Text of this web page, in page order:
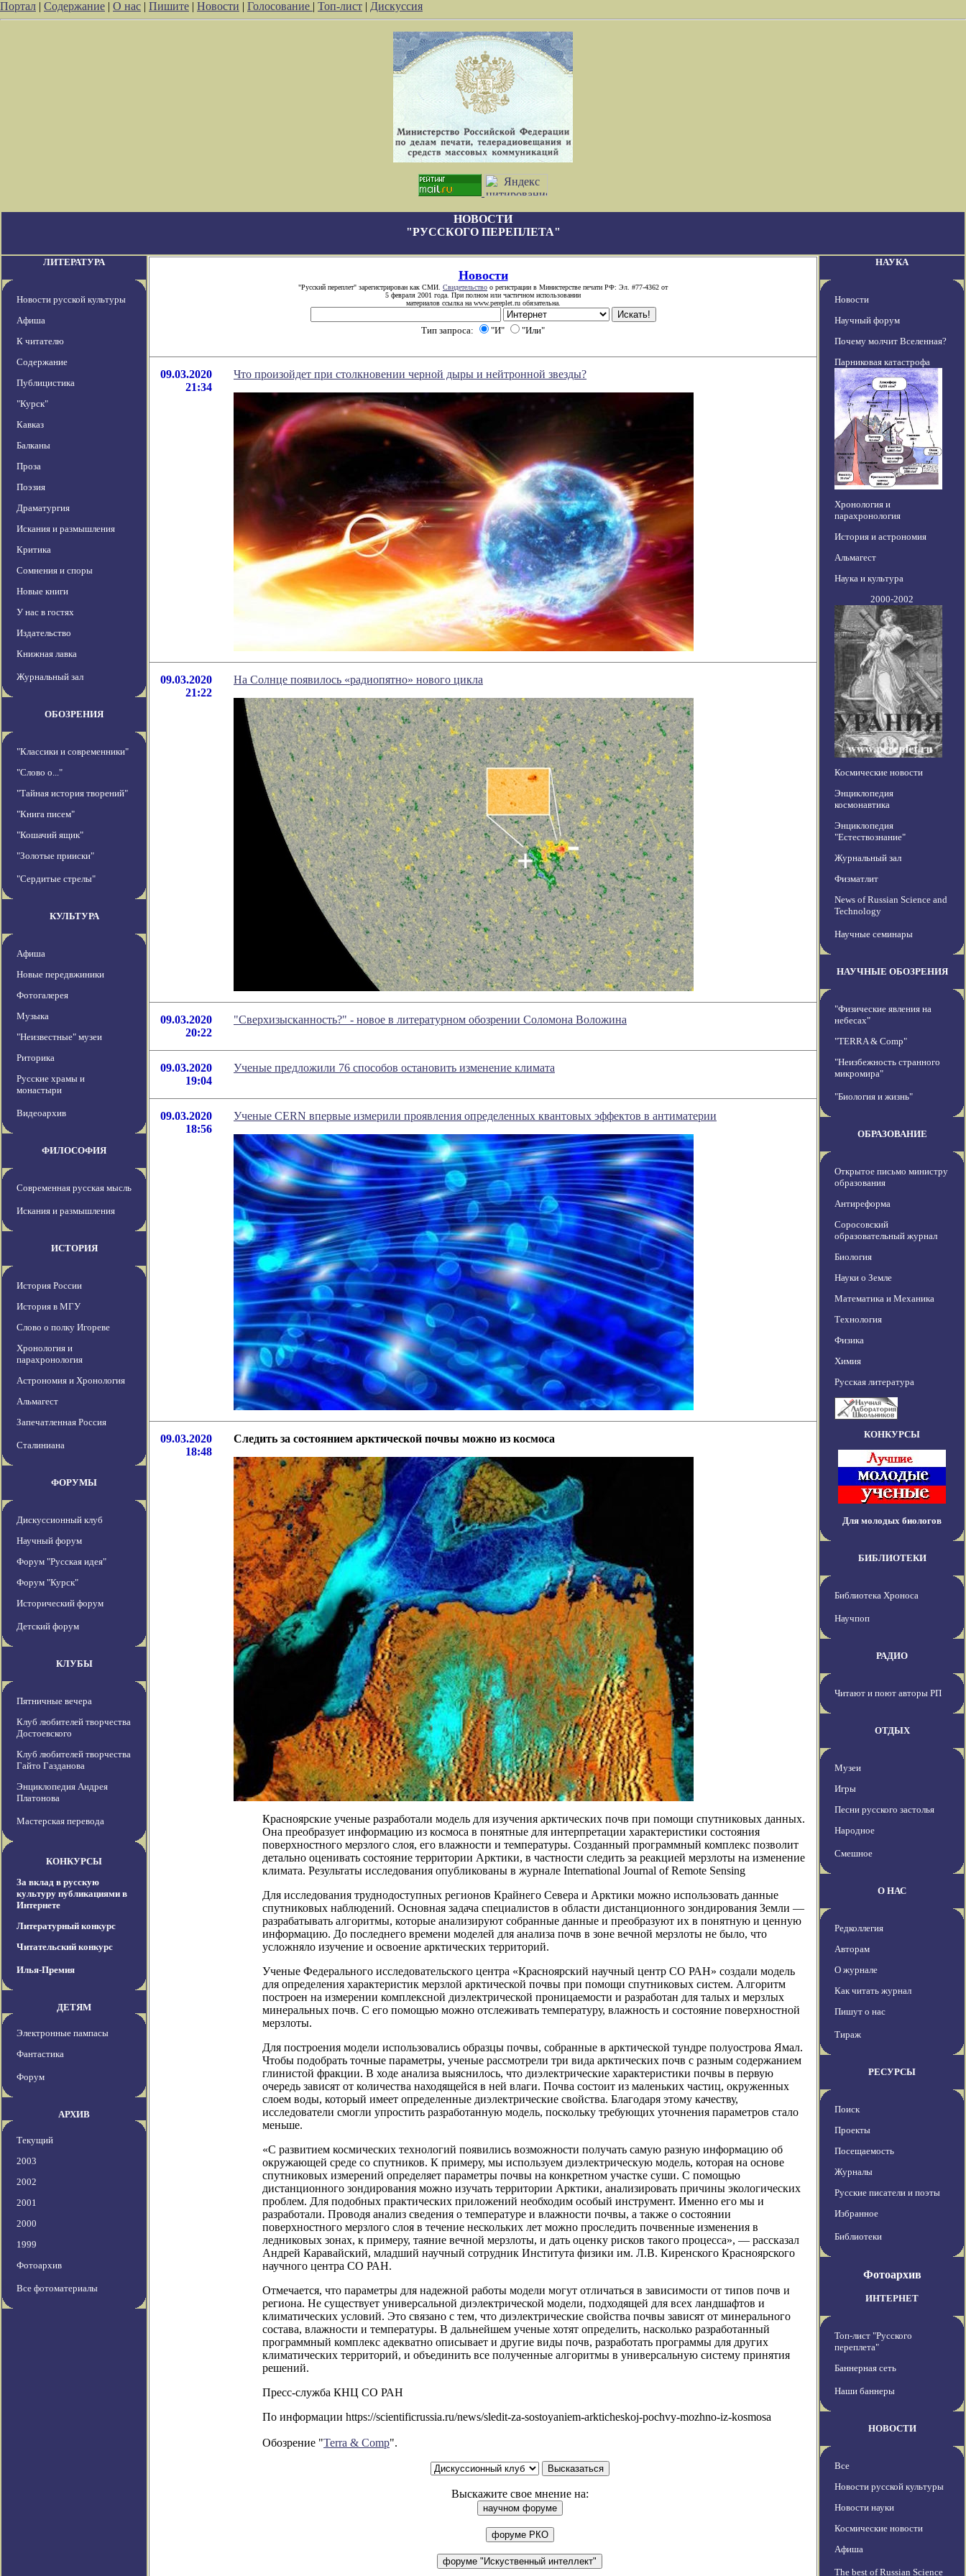
Портал | Содержание | О нас | Пишите | Новости | Голосование | Топ-лист | Дискуссия
НОВОСТИ
"РУССКОГО ПЕРЕПЛЕТА"
ЛИТЕРАТУРА
Новости русской культуры
Афиша
К читателю
Содержание
Публицистика
"Курск"
Кавказ
Балканы
Проза
Поэзия
Драматургия
Искания и размышления
Критика
Сомнения и споры
Новые книги
У нас в гостях
Издательство
Книжная лавка
Журнальный зал
ОБОЗРЕНИЯ
"Классики и современники"
"Слово о..."
"Тайная история творений"
"Книга писем"
"Кошачий ящик"
"Золотые прииски"
"Сердитые стрелы"
КУЛЬТУРА
Афиша
Новые передвжиники
Фотогалерея
Музыка
"Неизвестные" музеи
Риторика
Русские храмы и
монастыри
Видеоархив
ФИЛОСОФИЯ
Современная русская мысль
Искания и размышления
ИСТОРИЯ
История России
История в МГУ
Слово о полку Игореве
Хронология и
парахронология
Астрономия и Хронология
Альмагест
Запечатленная Россия
Сталиниана
ФОРУМЫ
Дискуссионный клуб
Научный форум
Форум "Русская идея"
Форум "Курск"
Исторический форум
Детский форум
КЛУБЫ
Пятничные вечера
Клуб любителей творчества
Достоевского
Клуб любителей творчества
Гайто Газданова
Энциклопедия Андрея
Платонова
Мастерская перевода
КОНКУРСЫ
За вклад в русскую
культуру публикациями в
Интернете
Литературный конкурс
Читательский конкурс
Илья-Премия
ДЕТЯМ
Электронные пампасы
Фантастика
Форум
АРХИВ
Текущий
2003
2002
2001
2000
1999
Фотоархив
Все фотоматериалы
Новости
"Русский переплет" зарегистрирован как СМИ. Свидетельство о регистрации в Министерстве печати РФ: Эл. #77-4362 от
5 февраля 2001 года. При полном или частичном использовании
материалов ссылка на www.pereplet.ru обязательна.
Тип запроса: "И" "Или"
09.03.2020
21:34
Что произойдет при столкновении черной дыры и нейтронной звезды?
09.03.2020
21:22
На Солнце появилось «радиопятно» нового цикла
09.03.2020
20:22
"Сверхизысканность?" - новое в литературном обозрении Соломона Воложина
09.03.2020
19:04
Ученые предложили 76 способов остановить изменение климата
09.03.2020
18:56
Ученые CERN впервые измерили проявления определенных квантовых эффектов в антиматерии
09.03.2020
18:48
Следить за состоянием арктической почвы можно из космоса
Красноярские ученые разработали модель для изучения арктических почв при помощи спутниковых данных.
Она преобразует информацию из космоса в понятные для интерпретации характеристики состояния
поверхностного мерзлого слоя, его влажности и температуры. Созданный программный комплекс позволит
детально оценивать состояние территории Арктики, в частности следить за реакцией мерзлоты на изменение
климата. Результаты исследования опубликованы в журнале International Journal of Remote Sensing
Для исследования труднодоступных регионов Крайнего Севера и Арктики можно использовать данные
спутниковых наблюдений. Основная задача специалистов в области дистанционного зондирования Земли —
разрабатывать алгоритмы, которые анализируют собранные данные и преобразуют их в понятную и ценную
информацию. До последнего времени моделей для анализа почв в зоне вечной мерзлоты не было, что
усложняло изучение и освоение арктических территорий.
Ученые Федерального исследовательского центра «Красноярский научный центр СО РАН» создали модель
для определения характеристик мерзлой арктической почвы при помощи спутниковых систем. Алгоритм
построен на измерении комплексной диэлектрической проницаемости и разработан для талых и мерзлых
минеральных почв. С его помощью можно отслеживать температуру, влажность и состояние поверхностной
мерзлоты.
Для построения модели использовались образцы почвы, собранные в арктической тундре полуострова Ямал.
Чтобы подобрать точные параметры, ученые рассмотрели три вида арктических почв с разным содержанием
глинистой фракции. В ходе анализа выяснилось, что диэлектрические характеристики почвы в первую
очередь зависят от количества находящейся в ней влаги. Почва состоит из маленьких частиц, окруженных
слоем воды, который имеет определенные диэлектрические свойства. Благодаря этому качеству,
исследователи смогли упростить разработанную модель, поскольку требующих уточнения параметров стало
меньше.
«С развитием космических технологий появились возможности получать самую разную информацию об
окружающей среде со спутников. К примеру, мы используем диэлектрическую модель, которая на основе
спутниковых измерений определяет параметры почвы на конкретном участке суши. С помощью
дистанционного зондирования можно изучать территории Арктики, анализировать причины экологических
проблем. Для подобных практических приложений необходим особый инструмент. Именно его мы и
разработали. Проводя анализ сведения о температуре и влажности почвы, а также о состоянии
поверхностного мерзлого слоя в течение нескольких лет можно проследить почвенные изменения в
ледниковых зонах, к примеру, таяние вечной мерзлоты, и дать оценку рисков такого процесса», — рассказал
Андрей Каравайский, младший научный сотрудник Института физики им. Л.В. Киренского Красноярского
научного центра СО РАН.
Отмечается, что параметры для надежной работы модели могут отличаться в зависимости от типов почв и
региона. Не существует универсальной диэлектрической модели, подходящей для всех ландшафтов и
климатических условий. Это связано с тем, что диэлектрические свойства почвы зависят от минерального
состава, влажности и температуры. В дальнейшем ученые хотят определить, насколько разработанный
программный комплекс адекватно описывает и другие виды почв, разработать программы для других
климатических территорий, и объединить все полученные алгоритмы в универсальную систему принятия
решений.
Пресс-служба КНЦ СО РАН
По информации https://scientificrussia.ru/news/sledit-za-sostoyaniem-arkticheskoj-pochvy-mozhno-iz-kosmosa
Обозрение "Terra & Comp".
Выскажите свое мнение на:
НАУКА
Новости
Научный форум
Почему молчит Вселенная?
Парниковая катастрофа
Хронология и
парахронология
История и астрономия
Альмагест
Наука и культура
2000-2002
Космические новости
Энциклопедия
космонавтика
Энциклопедия
"Естествознание"
Журнальный зал
Физматлит
News of Russian Science and
Technology
Научные семинары
НАУЧНЫЕ ОБОЗРЕНИЯ
"Физические явления на
небесах"
"TERRA & Comp"
"Неизбежность странного
микромира"
"Биология и жизнь"
ОБРАЗОВАНИЕ
Открытое письмо министру
образования
Антиреформа
Соросовский
образовательный журнал
Биология
Науки о Земле
Математика и Механика
Технология
Физика
Химия
Русская литература
КОНКУРСЫ
Для молодых биологов
БИБЛИОТЕКИ
Библиотека Хроноса
Научпоп
РАДИО
Читают и поют авторы РП
ОТДЫХ
Музеи
Игры
Песни русского застолья
Народное
Смешное
О НАС
Редколлегия
Авторам
О журнале
Как читать журнал
Пишут о нас
Тираж
РЕСУРСЫ
Поиск
Проекты
Посещаемость
Журналы
Русские писатели и поэты
Избранное
Библиотеки
Фотоархив
ИНТЕРНЕТ
Топ-лист "Русского
переплета"
Баннерная сеть
Наши баннеры
НОВОСТИ
Все
Новости русской культуры
Новости науки
Космические новости
Афиша
The best of Russian Science